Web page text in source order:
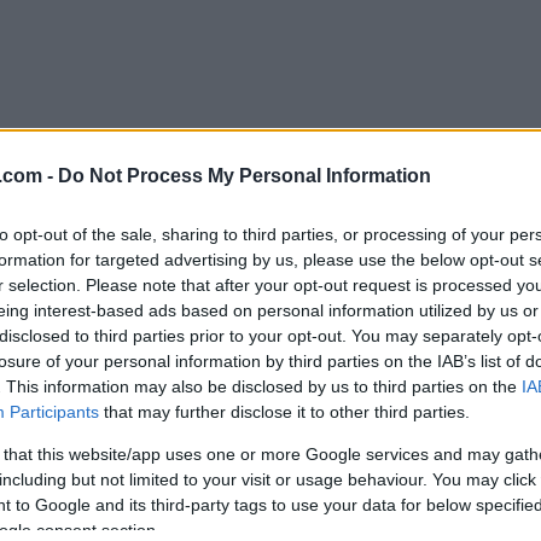
- Do Not Process My Personal Information
opt-out of the sale, sharing to third parties, or processing of your
for targeted advertising by us, please use the below opt-out
selection. Please note that after your opt-out request is processed
interest-based ads based on personal information utilized by us
to third parties prior to your opt-out. You may separately
of your personal information by third parties on the IAB’s list of
This information may also be disclosed by us to third parties on the
Participants that may further disclose it to other third parties.
that this website/app uses one or more Google services and may
but not limited to your visit or usage behaviour. You may
to Google and its third-party tags to use your data for below
consent section.
dager. I går koste jeg meg på brett i bakken.
dagen etter var også bra. Det viser i
lurt i og tatt det noe rolige dager etter helgens